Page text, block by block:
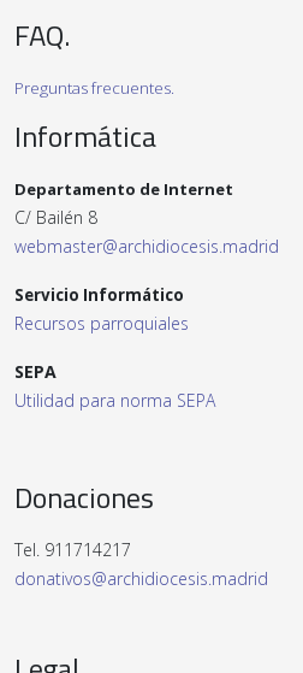
FAQ.
Preguntas frecuentes.
Informática
Departamento de Internet
C/ Bailén 8
webmaster@archidiocesis.madrid
Servicio Informático
Recursos parroquiales
SEPA
Utilidad para norma SEPA
Donaciones
Tel. 911714217
donativos@archidiocesis.madrid